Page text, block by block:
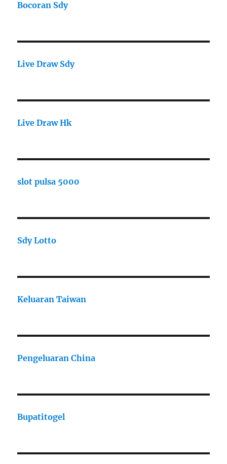
Bocoran Sdy
Live Draw Sdy
Live Draw Hk
slot pulsa 5000
Sdy Lotto
Keluaran Taiwan
Pengeluaran China
Bupatitogel